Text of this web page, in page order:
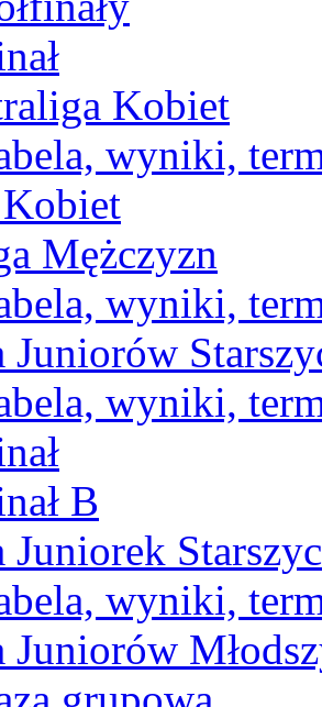
Kobiet
wyniki,
Mężczyzn
wyniki,
Juniorów
wyniki,
B
Juniorek
wyniki,
Juniorów